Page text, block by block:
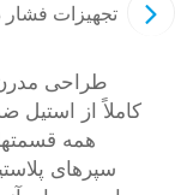
کاملاً از
همه
سپرهای